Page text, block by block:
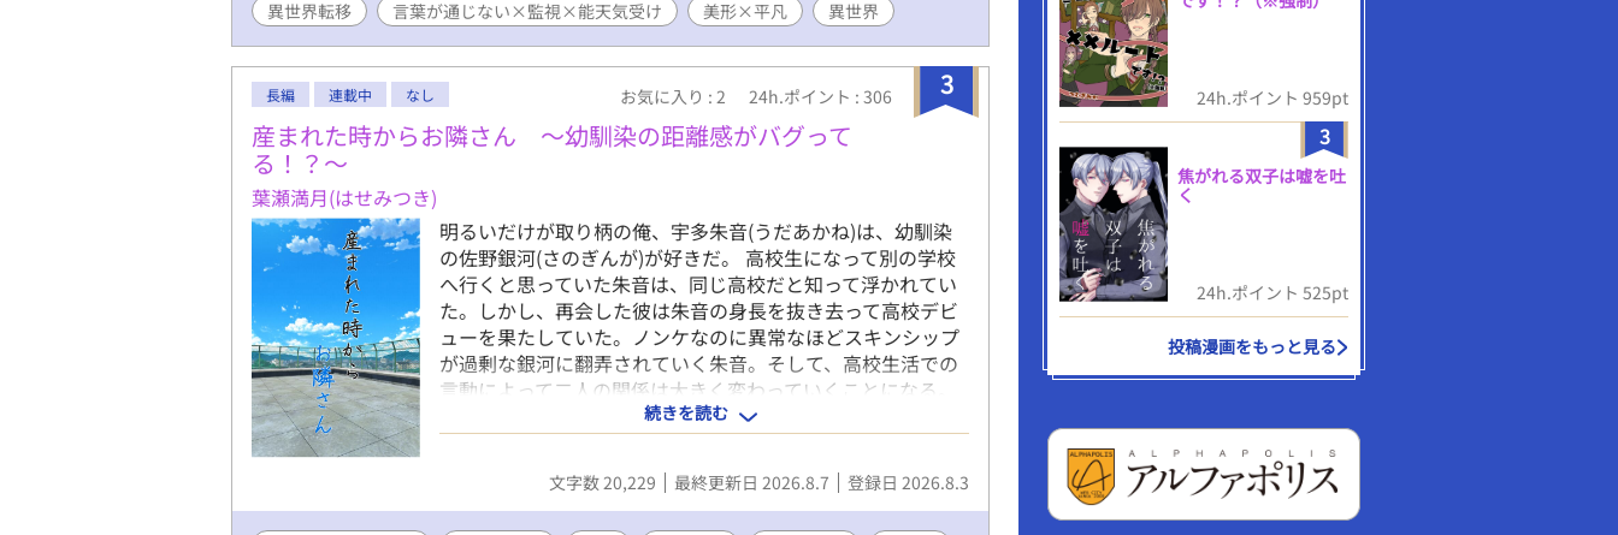
異世界転移
言葉が通じない×監視×能天気受け 美形×平凡 異世界
3
長編 連載中 なし お気に入り : 2 24h.ポイント : 306
産まれた時からお隣さん 〜幼馴染の距離感がバグって
る！？〜
葉瀬満月(はせみつき)
明るいだけが取り柄の俺、宇多朱音(うだあかね)は、幼馴染
の佐野銀河(さのぎんが)が好きだ。 高校生になって別の学校
へ行くと思っていた朱音は、同じ高校だと知って浮かれてい
た。しかし、再会した彼は朱音の身長を抜き去って高校デビ
ューを果たしていた。ノンケなのに異常なほどスキンシップ
が過剰な銀河に翻弄されていく朱音。そして、高校生活での
言動によって二人の関係は大きく変わっていくことになる。
恋心を知りながらノンケなのに異常なほどスキンシップの激
しい銀河と、恋心を知られていないと秘密を抱えながら日々
悶々としている朱音の淡い青春ラブストーリー。 王道の幼馴
染じれキュンBL！ ちょっと以上に距離感バグってる！？
続きを読む
文字数 20,229 最終更新日 2026.8.7 登録日 2026.8.3
24h.ポイント 959pt
3
焦がれる双子は嘘を吐
く
24h.ポイント 525pt
投稿漫画をもっと見る